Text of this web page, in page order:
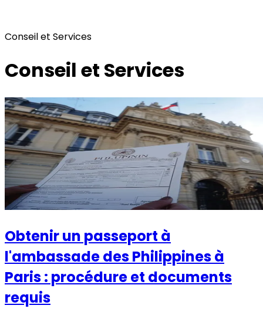
Conseil et Services
Conseil et Services
Obtenir un passeport à
l'ambassade des Philippines à
Paris : procédure et documents
requis